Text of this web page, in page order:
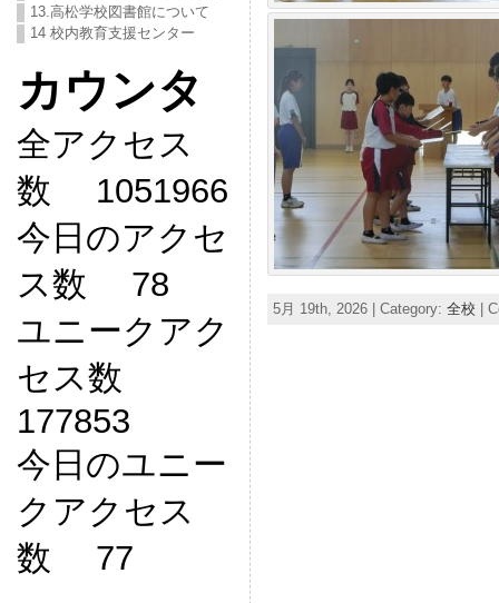
13.高松学校図書館について
14 校内教育支援センター
カウンタ
全アクセス
数 1051966
今日のアクセ
ス数 78
ユニークアク
セス数
177853
今日のユニー
クアクセス
数 77
5月 19th, 2026 | Category: 全校